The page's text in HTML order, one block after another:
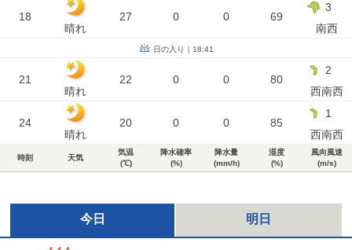
18
晴れ
27 0 0 69
3
南西
日の入り｜18:41
21
晴れ
22 0 0 80
2
西南西
24
晴れ
20 0 0 85
1
西南西
時刻 天気
気温
(℃)
降水確率
(%)
降水量
(mm/h)
湿度
(%)
風向風速
(m/s)
今日 明日